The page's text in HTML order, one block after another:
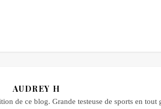
AUDREY H
de ce blog. Grande testeuse de sports en tout